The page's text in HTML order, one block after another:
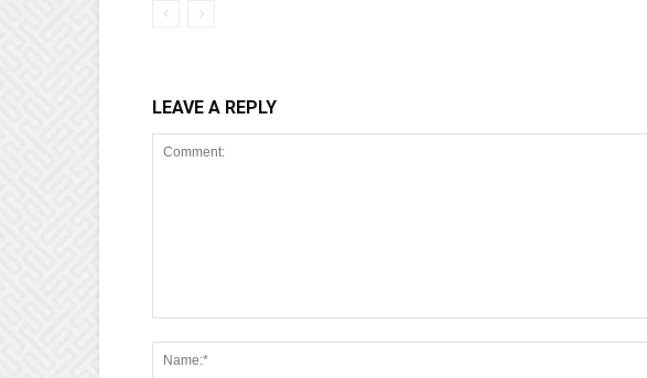
LEAVE A REPLY